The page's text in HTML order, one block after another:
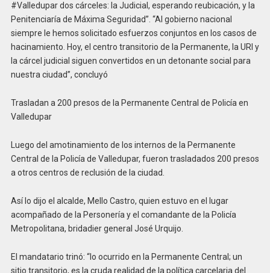
#Valledupar dos cárceles: la Judicial, esperando reubicación, y la
Penitenciaría de Máxima Seguridad”. “Al gobierno nacional
siempre le hemos solicitado esfuerzos conjuntos en los casos de
hacinamiento. Hoy, el centro transitorio de la Permanente, la URI y
la cárcel judicial siguen convertidos en un detonante social para
nuestra ciudad”, concluyó
Trasladan a 200 presos de la Permanente Central de Policía en
Valledupar
Luego del amotinamiento de los internos de la Permanente
Central de la Policía de Valledupar, fueron trasladados 200 presos
a otros centros de reclusión de la ciudad.
Así lo dijo el alcalde, Mello Castro, quien estuvo en el lugar
acompañado de la Personería y el comandante de la Policía
Metropolitana, bridadier general José Urquijo.
El mandatario trinó: “lo ocurrido en la Permanente Central; un
sitio transitorio, es la cruda realidad de la política carcelaria del